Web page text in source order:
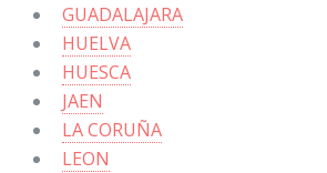
GUADALAJARA
HUELVA
HUESCA
JAEN
LA CORUÑA
LEON